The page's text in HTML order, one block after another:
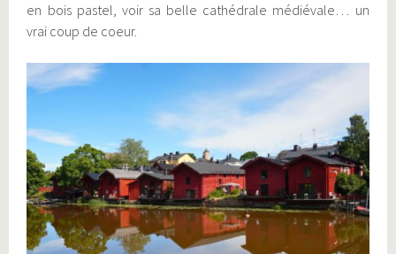
en bois pastel, voir sa belle cathédrale médiévale… un
vrai coup de coeur.